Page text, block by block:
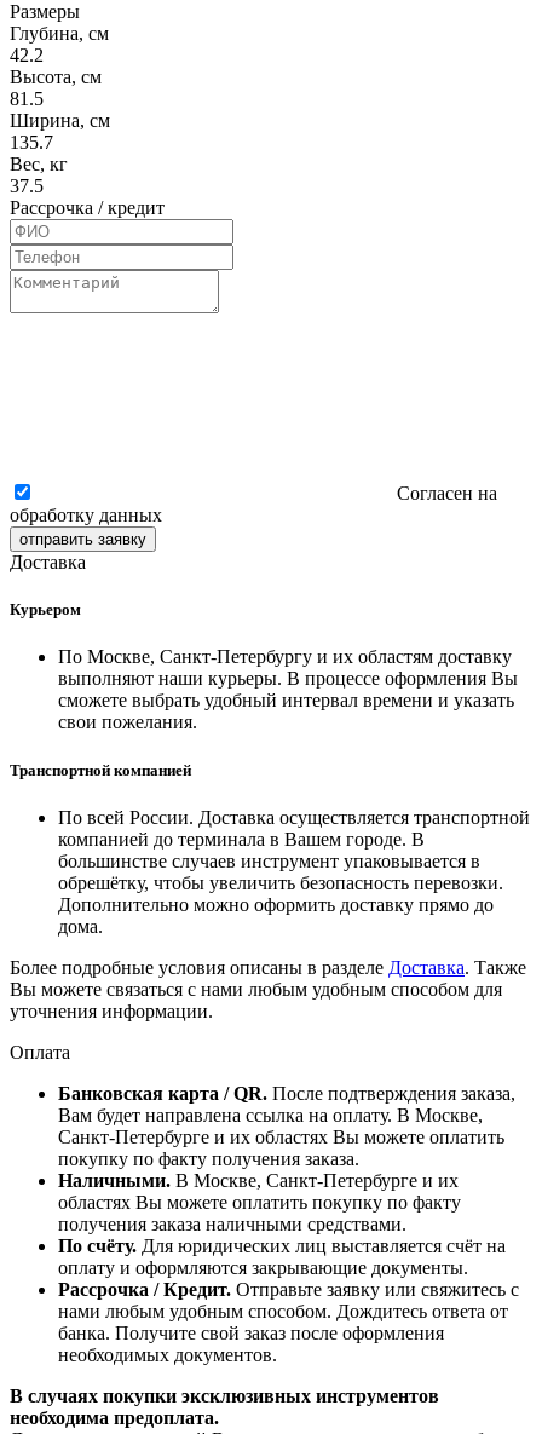
Размеры
Глубина, см
42.2
Высота, см
81.5
Ширина, см
135.7
Вес, кг
37.5
Рассрочка / кредит
Согласен на
обработку данных
отправить заявку
Доставка
Курьером
По Москве, Санкт-Петербургу и их областям доставку
выполняют наши курьеры. В процессе оформления Вы
сможете выбрать удобный интервал времени и указать
свои пожелания.
Транспортной компанией
По всей России. Доставка осуществляется транспортной
компанией до терминала в Вашем городе. В
большинстве случаев инструмент упаковывается в
обрешётку, чтобы увеличить безопасность перевозки.
Дополнительно можно оформить доставку прямо до
дома.
Более подробные условия описаны в разделе Доставка. Также
Вы можете связаться с нами любым удобным способом для
уточнения информации.
Оплата
Банковская карта / QR. После подтверждения заказа,
Вам будет направлена ссылка на оплату. В Москве,
Санкт-Петербурге и их областях Вы можете оплатить
покупку по факту получения заказа.
Наличными. В Москве, Санкт-Петербурге и их
областях Вы можете оплатить покупку по факту
получения заказа наличными средствами.
По счёту. Для юридических лиц выставляется счёт на
оплату и оформляются закрывающие документы.
Рассрочка / Кредит. Отправьте заявку или свяжитесь с
нами любым удобным способом. Дождитесь ответа от
банка. Получите свой заказ после оформления
необходимых документов.
В случаях покупки эксклюзивных инструментов
необходима предоплата.